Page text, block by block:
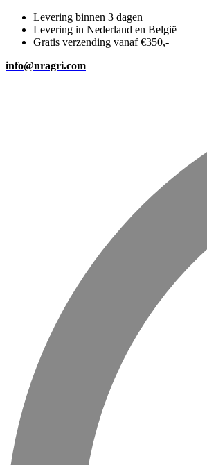
Levering binnen 3 dagen
Levering in Nederland en België
Gratis verzending vanaf €350,-
info@nragri.com